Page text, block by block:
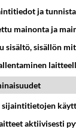
ja
mainonta ja
sisältö, sisällön
sijaintitietojen
aktiivisesti